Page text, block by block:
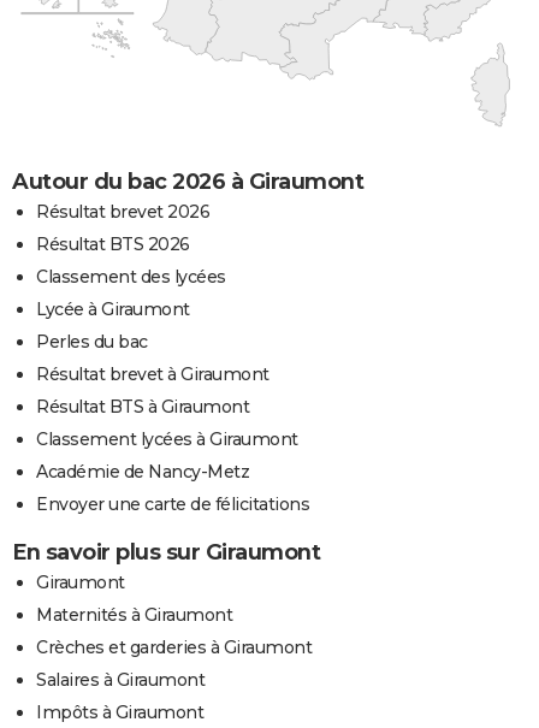
Autour du bac 2026 à Giraumont
Résultat brevet 2026
Résultat BTS 2026
Classement des lycées
Lycée à Giraumont
Perles du bac
Résultat brevet à Giraumont
Résultat BTS à Giraumont
Classement lycées à Giraumont
Académie de Nancy-Metz
Envoyer une carte de félicitations
En savoir plus sur Giraumont
Giraumont
Maternités à Giraumont
Crèches et garderies à Giraumont
Salaires à Giraumont
Impôts à Giraumont